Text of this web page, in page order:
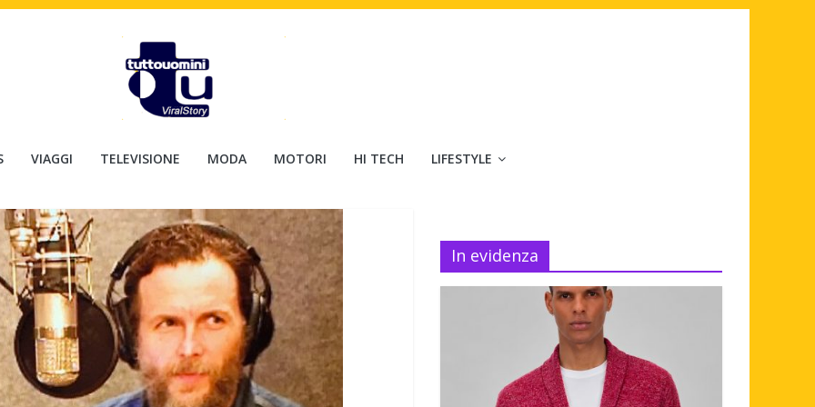
VIAGGI TELEVISIONE MODA MOTORI HI TECH LIFESTYLE
In evidenza